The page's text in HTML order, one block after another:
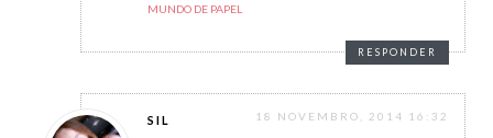
MUNDO DE PAPEL
RESPONDER
SIL 18 NOVEMBRO, 2014 16:32